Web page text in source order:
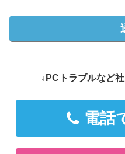
↓PCトラブルなど
電話